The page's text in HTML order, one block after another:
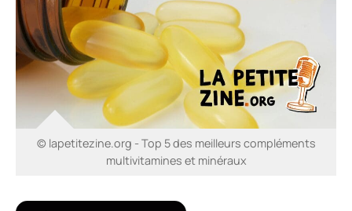
© lapetitezine.org - Top 5 des meilleurs compléments
multivitamines et minéraux